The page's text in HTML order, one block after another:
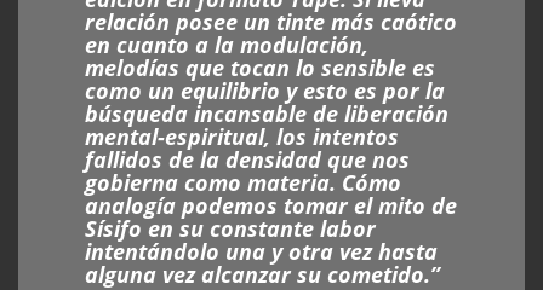
relación posee un tinte más caótico
en cuanto a la modulación,
melodías que tocan lo sensible es
como un equilibrio y esto es por la
búsqueda incansable de liberación
mental-espiritual, los intentos
fallidos de la densidad que nos
gobierna como materia. Cómo
analogía podemos tomar el mito de
Sísifo en su constante labor
intentándolo una y otra vez hasta
alguna vez alcanzar su cometido.”